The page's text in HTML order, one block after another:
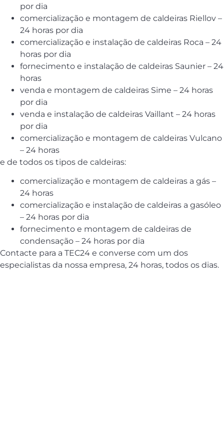
por dia
comercialização e montagem de caldeiras Riellov –
24 horas por dia
comercialização e instalação de caldeiras Roca – 24
horas por dia
fornecimento e instalação de caldeiras Saunier – 24
horas
venda e montagem de caldeiras Sime – 24 horas
por dia
venda e instalação de caldeiras Vaillant – 24 horas
por dia
comercialização e montagem de caldeiras Vulcano
– 24 horas
e de todos os tipos de caldeiras:
comercialização e montagem de caldeiras a gás –
24 horas
comercialização e instalação de caldeiras a gasóleo
– 24 horas por dia
fornecimento e montagem de caldeiras de
condensação – 24 horas por dia
Contacte para a TEC24 e converse com um dos
especialistas da nossa empresa, 24 horas, todos os dias.